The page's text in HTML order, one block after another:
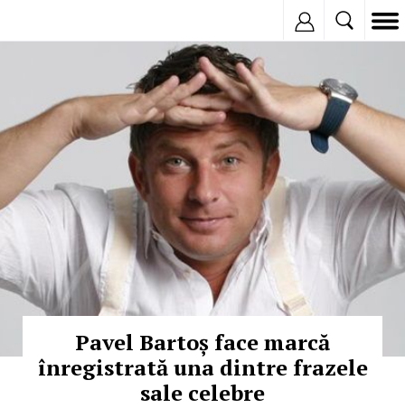
Pavel Bartoș face marcă
înregistrată una dintre frazele
sale celebre